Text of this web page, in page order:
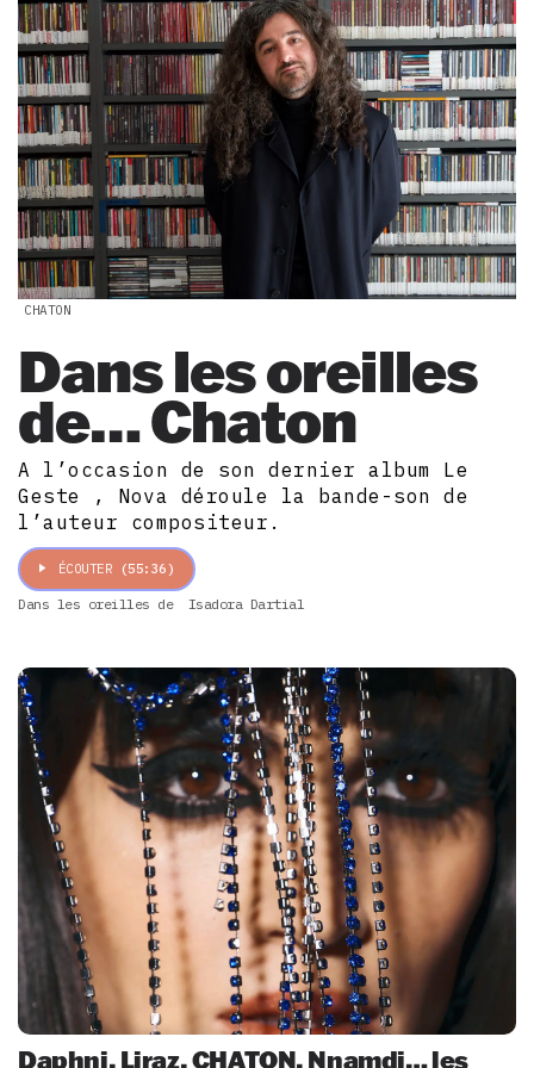
CHATON
Dans les oreilles
de… Chaton
A l’occasion de son dernier album Le
Geste , Nova déroule la bande-son de
l’auteur compositeur.
ÉCOUTER (55:36)
Dans les oreilles de Isadora Dartial
Daphni, Liraz, CHATON, Nnamdi… les